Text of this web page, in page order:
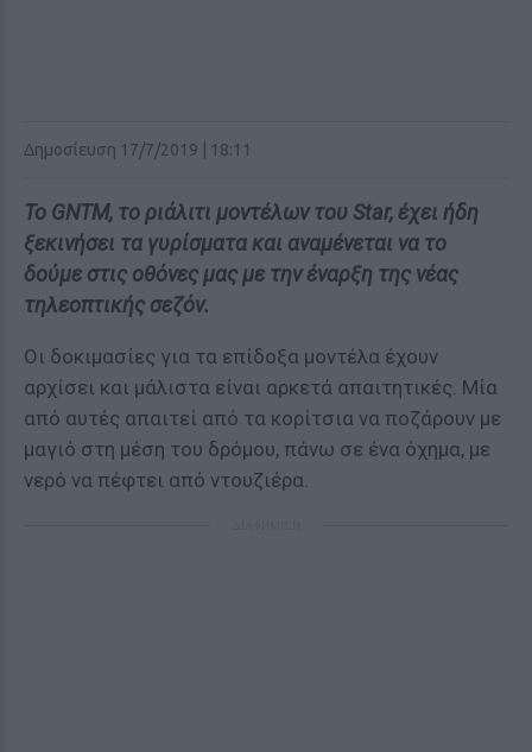
Δημοσίευση 17/7/2019 | 18:11
Το GNTM, το ριάλιτι μοντέλων του Star, έχει ήδη
ξεκινήσει τα γυρίσματα και αναμένεται να το
δούμε στις οθόνες μας με την έναρξη της νέας
τηλεοπτικής σεζόν.
Οι δοκιμασίες για τα επίδοξα μοντέλα έχουν
αρχίσει και μάλιστα είναι αρκετά απαιτητικές. Μία
από αυτές απαιτεί από τα κορίτσια να ποζάρουν με
μαγιό στη μέση του δρόμου, πάνω σε ένα όχημα, με
νερό να πέφτει από ντουζιέρα.